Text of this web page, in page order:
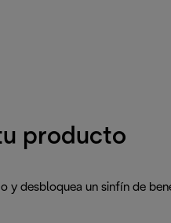
producto
y desbloquea un sinfín de